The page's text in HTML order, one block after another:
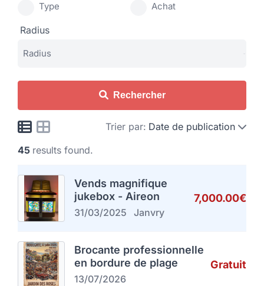
Type Achat
Radius
Rechercher
Trier par: Date de publication
45 results found.
Vends magnifique
jukebox - Aireon
31/03/2025 Janvry
7,000.00€
Brocante professionnelle
en bordure de plage
13/07/2026
Gratuit